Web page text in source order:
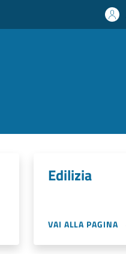
Edilizia
VAI ALLA PAGINA